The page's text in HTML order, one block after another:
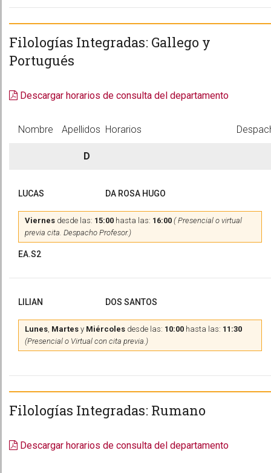
Filologías Integradas: Gallego y
Portugués
Descargar horarios de consulta del departamento
Nombre Apellidos Horarios
D
LUCAS DA ROSA HUGO
Viernes desde las: 15:00 hasta las: 16:00 ( Presencial o virtual
previa cita. Despacho Profesor.)
EA.S2
LILIAN DOS SANTOS
Lunes, Martes y Miércoles desde las: 10:00 hasta las: 11:30
(Presencial o Virtual con cita previa.)
Filologías Integradas: Rumano
Descargar horarios de consulta del departamento